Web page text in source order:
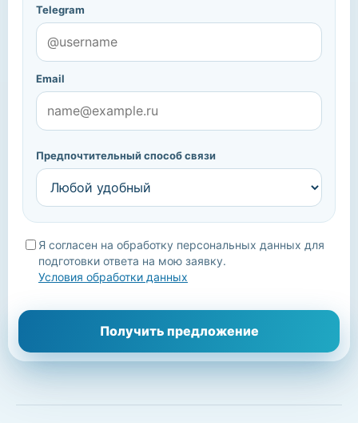
Telegram
Email
Предпочтительный способ связи
Я согласен на обработку персональных данных для
подготовки ответа на мою заявку.
Условия обработки данных
Получить предложение
свяжемся с вами.